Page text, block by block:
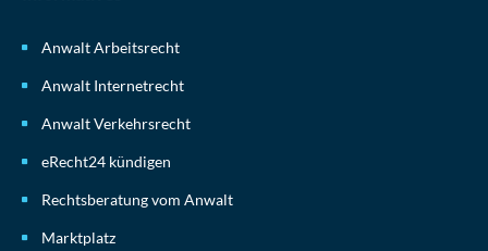
Anwalt Arbeitsrecht
Anwalt Internetrecht
Anwalt Verkehrsrecht
eRecht24 kündigen
Rechtsberatung vom Anwalt
Marktplatz